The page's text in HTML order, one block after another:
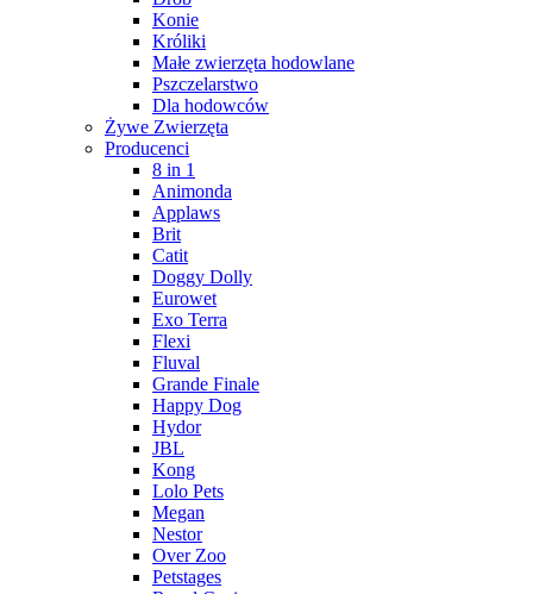
Konie
Króliki
Małe zwierzęta hodowlane
Pszczelarstwo
Dla hodowców
Żywe Zwierzęta
Producenci
8 in 1
Animonda
Applaws
Brit
Catit
Doggy Dolly
Eurowet
Exo Terra
Flexi
Fluval
Grande Finale
Happy Dog
Hydor
JBL
Kong
Lolo Pets
Megan
Nestor
Over Zoo
Petstages